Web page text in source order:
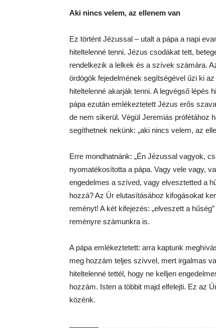
Aki nincs velem, az ellenem van
Ez történt Jézussal – utalt a pápa a napi
hiteltelenné tenni. Jézus csodákat tett,
rendelkezik a lelkek és a szívek számára.
ördögök fejedelmének segítségével űzi ki
hiteltelenné akarják tenni. A legvégső lépés
pápa ezután emlékeztetett Jézus erős
de nem sikerül. Végül Jeremiás prófétához
segíthetnek nekünk: „aki nincs velem, az
Erre mondhatnánk: „Én Jézussal vagyok,
nyomatékosította a pápa. Vagy vele vagy,
engedelmes a szíved, vagy elvesztetted a
hozzá? Az Úr elutasításához kifogásokat
reményt! A két kifejezés: „elveszett a
reményre számunkra is.
A pápa emlékeztetett: arra kaptunk
meg hozzám teljes szívvel, mert irgalmas
hiteltelenné tettél, hogy ne kelljen
hozzám. Isten a többit majd elfelejti. Ez az
közénk.